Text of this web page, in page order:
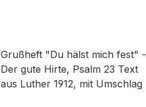
Grußheft "Du hälst mich fest" -
Der gute Hirte, Psalm 23 Text
aus Luther 1912, mit Umschlag